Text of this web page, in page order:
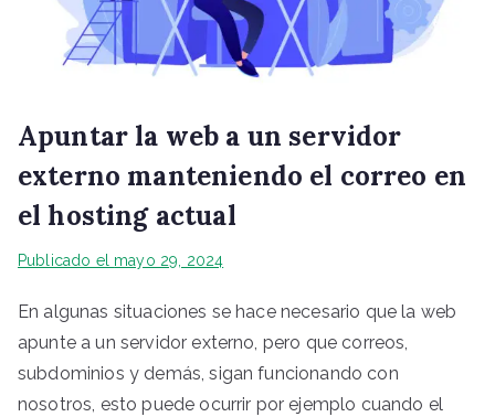
Apuntar la web a un servidor
externo manteniendo el correo en
el hosting actual
Publicado el mayo 29, 2024
En algunas situaciones se hace necesario que la web
apunte a un servidor externo, pero que correos,
subdominios y demás, sigan funcionando con
nosotros, esto puede ocurrir por ejemplo cuando el